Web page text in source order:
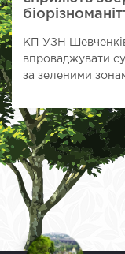
КП УЗН
впроваджувати
за зеленими